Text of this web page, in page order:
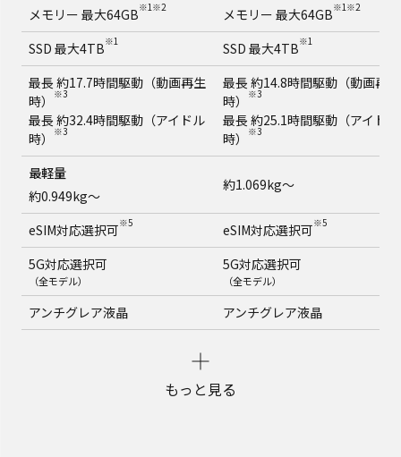
メモリー 最大64GB※1※2 メモリー 最大64GB※1※2
SSD 最大4TB※1 SSD 最大4TB※1
最長 約17.7時間駆動（動画再生
時）
※3
最長 約32.4時間駆動（アイドル
時）
※3
最長 約14.8時間駆動（動画再生
時）
※3
最長 約25.1時間駆動（アイドル
時）
※3
最軽量
約0.949kg～
約1.069kg～
eSIM対応選択可※5 eSIM対応選択可※5
5G対応選択可
（全モデル）
5G対応選択可
（全モデル）
アンチグレア液晶 アンチグレア液晶
もっと見る